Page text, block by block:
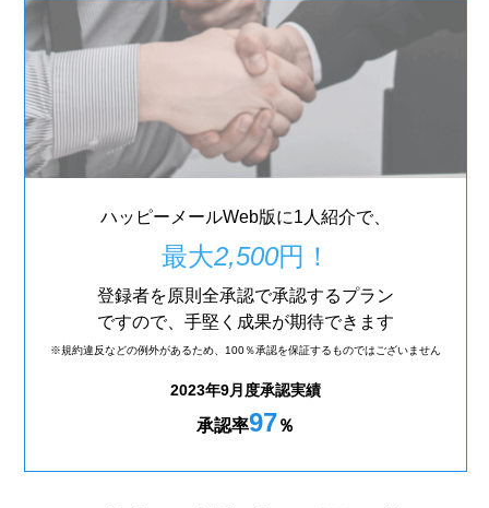
ハッピーメールWeb版に1人紹介で、
最大2,500円！
登録者を原則全承認で承認するプラン
ですので、手堅く成果が期待できます
※規約違反などの例外があるため、 100％承認を保証するものではございません
2023年9月度承認実績
承認率97％